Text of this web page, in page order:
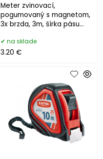
Meter zvinovací,
pogumovaný s magnetom,
3x brzda, 3m, šírka pásu
na sklade
3.20 €